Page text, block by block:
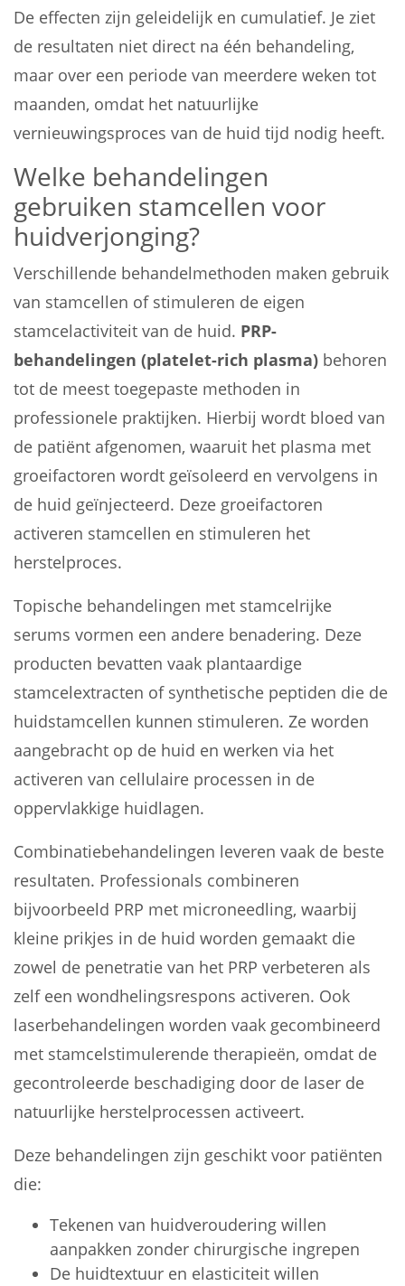
De effecten zijn geleidelijk en cumulatief. Je ziet
de resultaten niet direct na één behandeling,
maar over een periode van meerdere weken tot
maanden, omdat het natuurlijke
vernieuwingsproces van de huid tijd nodig heeft.
Welke behandelingen
gebruiken stamcellen voor
huidverjonging?
Verschillende behandelmethoden maken gebruik
van stamcellen of stimuleren de eigen
stamcelactiviteit van de huid. PRP-
behandelingen (platelet-rich plasma) behoren
tot de meest toegepaste methoden in
professionele praktijken. Hierbij wordt bloed van
de patiënt afgenomen, waaruit het plasma met
groeifactoren wordt geïsoleerd en vervolgens in
de huid geïnjecteerd. Deze groeifactoren
activeren stamcellen en stimuleren het
herstelproces.
Topische behandelingen met stamcelrijke
serums vormen een andere benadering. Deze
producten bevatten vaak plantaardige
stamcelextracten of synthetische peptiden die de
huidstamcellen kunnen stimuleren. Ze worden
aangebracht op de huid en werken via het
activeren van cellulaire processen in de
oppervlakkige huidlagen.
Combinatiebehandelingen leveren vaak de beste
resultaten. Professionals combineren
bijvoorbeeld PRP met microneedling, waarbij
kleine prikjes in de huid worden gemaakt die
zowel de penetratie van het PRP verbeteren als
zelf een wondhelingsrespons activeren. Ook
laserbehandelingen worden vaak gecombineerd
met stamcelstimulerende therapieën, omdat de
gecontroleerde beschadiging door de laser de
natuurlijke herstelprocessen activeert.
Deze behandelingen zijn geschikt voor patiënten
die:
Tekenen van huidveroudering willen
aanpakken zonder chirurgische ingrepen
De huidtextuur en elasticiteit willen